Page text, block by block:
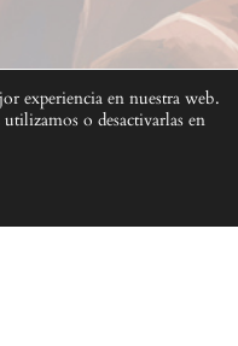
experiencia en nuestra web.
o desactivarlas en